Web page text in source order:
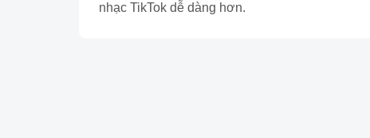
nhạc TikTok dễ dàng hơn.